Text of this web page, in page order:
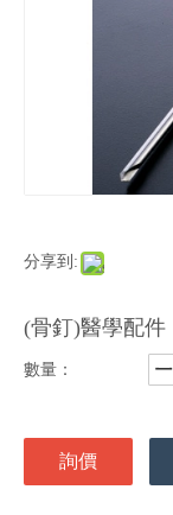
分享到:
(骨釘)醫學配件
數量：
詢價